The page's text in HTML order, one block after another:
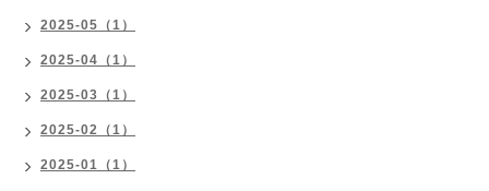
2025-05（1）
2025-04（1）
2025-03（1）
2025-02（1）
2025-01（1）